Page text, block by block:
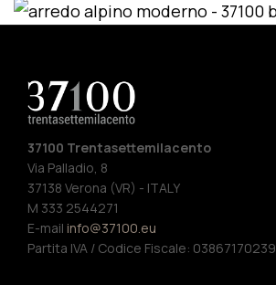
37100 Trentasettemilacento
Via Palladio, 8
37138 Verona (VR) - ITALY
M 333 2544271
E-mail info@37100.eu
Partita IVA / Codice Fiscale: 03867170239